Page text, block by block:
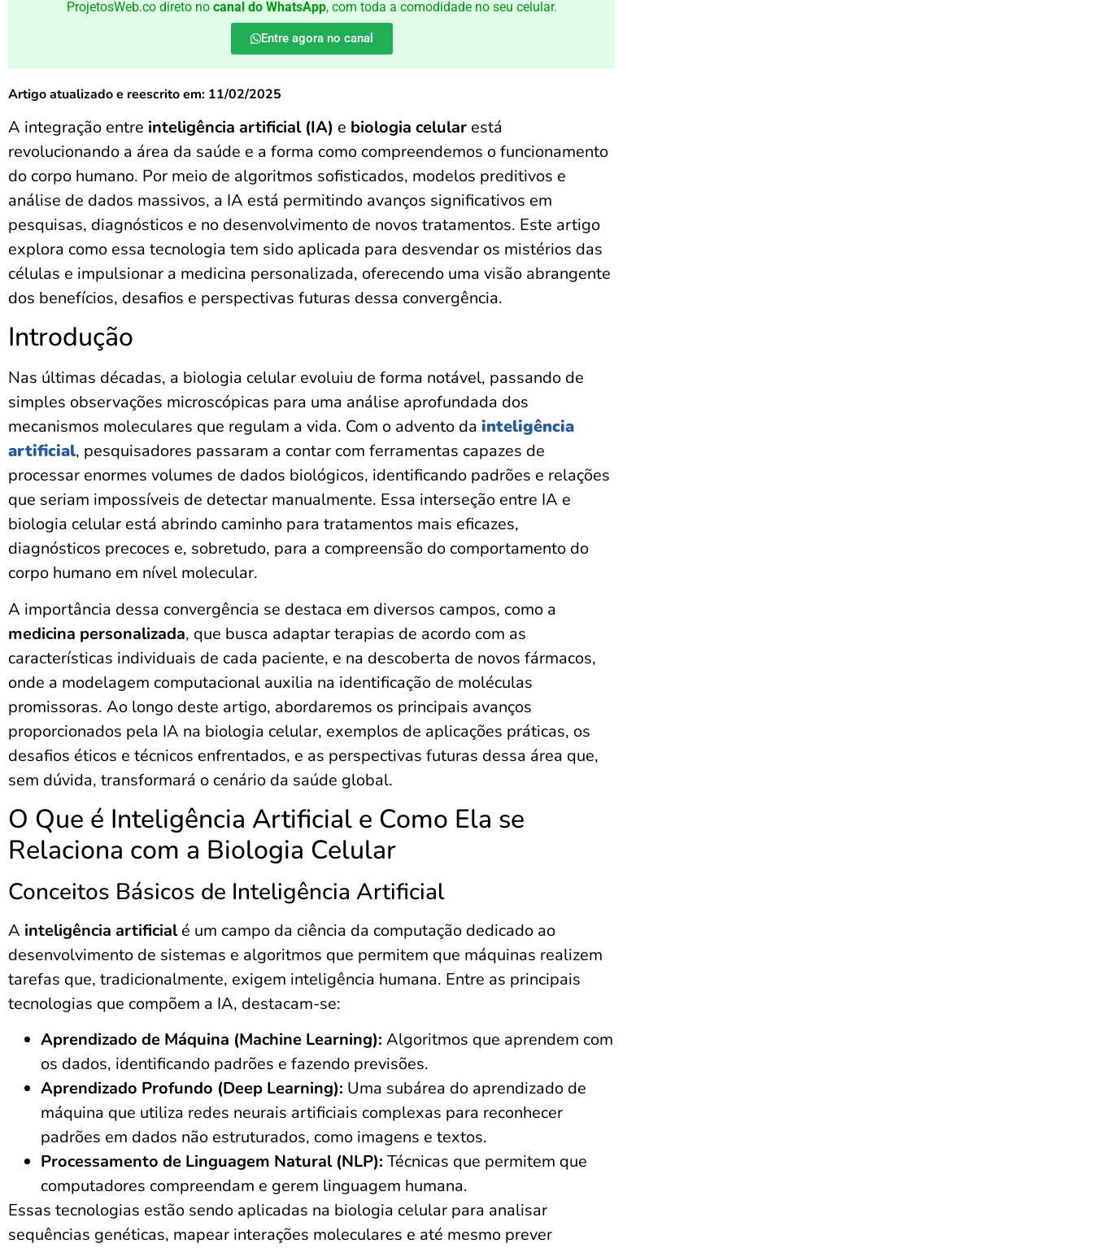
ProjetosWeb.co direto no canal do WhatsApp, com toda a comodidade no seu celular.
Entre agora no canal
Artigo atualizado e reescrito em: 11/02/2025
A integração entre inteligência artificial (IA) e biologia celular está
revolucionando a área da saúde e a forma como compreendemos o funcionamento
do corpo humano. Por meio de algoritmos sofisticados, modelos preditivos e
análise de dados massivos, a IA está permitindo avanços significativos em
pesquisas, diagnósticos e no desenvolvimento de novos tratamentos. Este artigo
explora como essa tecnologia tem sido aplicada para desvendar os mistérios das
células e impulsionar a medicina personalizada, oferecendo uma visão abrangente
dos benefícios, desafios e perspectivas futuras dessa convergência.
Introdução
Nas últimas décadas, a biologia celular evoluiu de forma notável, passando de
simples observações microscópicas para uma análise aprofundada dos
mecanismos moleculares que regulam a vida. Com o advento da inteligência
artificial, pesquisadores passaram a contar com ferramentas capazes de
processar enormes volumes de dados biológicos, identificando padrões e relações
que seriam impossíveis de detectar manualmente. Essa interseção entre IA e
biologia celular está abrindo caminho para tratamentos mais eficazes,
diagnósticos precoces e, sobretudo, para a compreensão do comportamento do
corpo humano em nível molecular.
A importância dessa convergência se destaca em diversos campos, como a
medicina personalizada, que busca adaptar terapias de acordo com as
características individuais de cada paciente, e na descoberta de novos fármacos,
onde a modelagem computacional auxilia na identificação de moléculas
promissoras. Ao longo deste artigo, abordaremos os principais avanços
proporcionados pela IA na biologia celular, exemplos de aplicações práticas, os
desafios éticos e técnicos enfrentados, e as perspectivas futuras dessa área que,
sem dúvida, transformará o cenário da saúde global.
O Que é Inteligência Artificial e Como Ela se
Relaciona com a Biologia Celular
Conceitos Básicos de Inteligência Artificial
A inteligência artificialé um campo da ciência da computação dedicado ao
desenvolvimento de sistemas e algoritmos que permitem que máquinas realizem
tarefas que, tradicionalmente, exigem inteligência humana. Entre as principais
tecnologias que compõem a IA, destacam-se:
Aprendizado de Máquina (Machine Learning): Algoritmos que aprendem com
os dados, identificando padrões e fazendo previsões.
Aprendizado Profundo (Deep Learning): Uma subárea do aprendizado de
máquina que utiliza redes neurais artificiais complexas para reconhecer
padrões em dados não estruturados, como imagens e textos.
Processamento de Linguagem Natural (NLP): Técnicas que permitem que
computadores compreendam e gerem linguagem humana.
Essas tecnologias estão sendo aplicadas na biologia celular para analisar
sequências genéticas, mapear interações moleculares e até mesmo prever